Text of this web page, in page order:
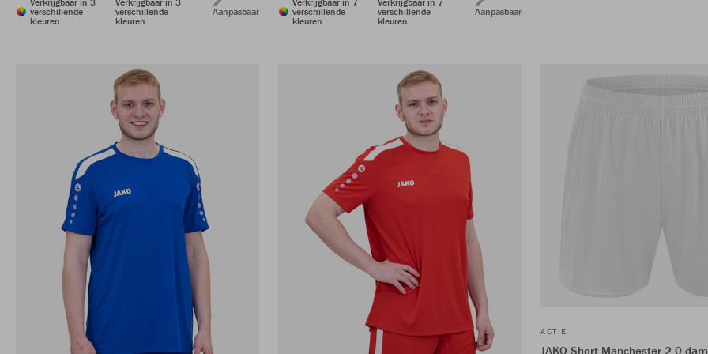
verschillende
kleuren
verschillende
kleuren
Aanpasbaar
verschillende
kleuren
verschillende
kleuren
Aanpasbaar
ACTIE
JAKO Short Manchester 2.0